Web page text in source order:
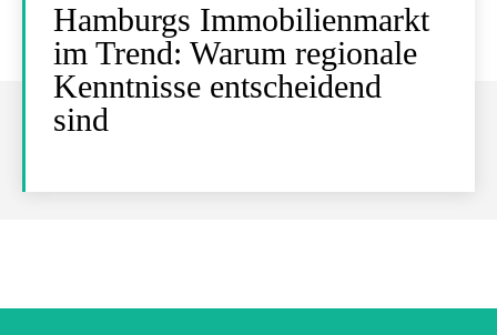
Hamburgs Immobilienmarkt
im Trend: Warum regionale
Kenntnisse entscheidend
sind